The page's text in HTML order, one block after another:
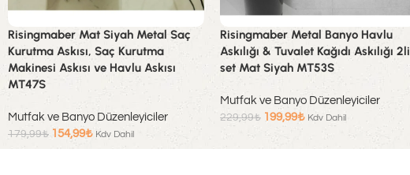
Risingmaber Mat Siyah Metal Saç
Kurutma Askısı, Saç Kurutma
Makinesi Askısı ve Havlu Askısı
MT47S
Mutfak ve Banyo Düzenleyiciler
179,99₺ 154,99₺ Kdv Dahil
Risingmaber Metal Banyo Havlu
Askılığı & Tuvalet Kağıdı Askılığı 2li
set Mat Siyah MT53S
Mutfak ve Banyo Düzenleyiciler
229,99₺ 199,99₺ Kdv Dahil
Sepete Ekle